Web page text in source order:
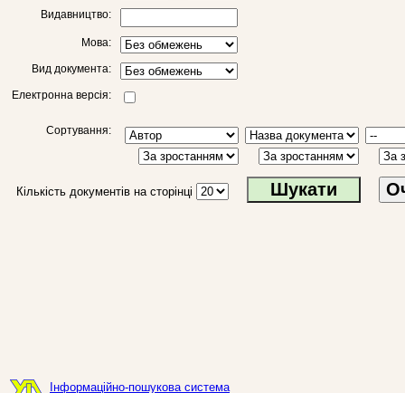
Видавництво:
Мова:
Вид документа:
Електронна версія:
Сортування:
Кількість документів на сторінці
Інформаційно-пошукова система